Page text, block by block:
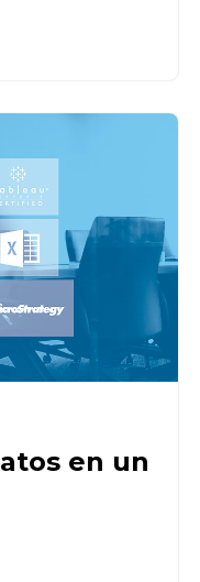
en un